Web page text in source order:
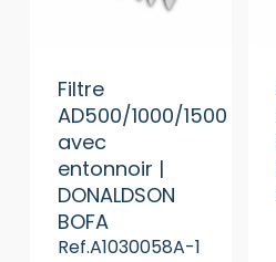
Filtre
AD500/1000/1500
avec
entonnoir |
DONALDSON
BOFA
Ref.A1030058A-1